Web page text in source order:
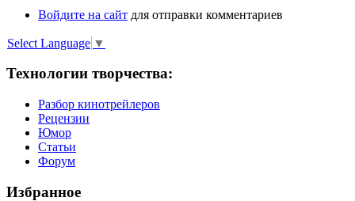
Войдите на сайт для отправки комментариев
Select Language ▼
Технологии творчества:
Разбор кинотрейлеров
Рецензии
Юмор
Статьи
Форум
Избранное